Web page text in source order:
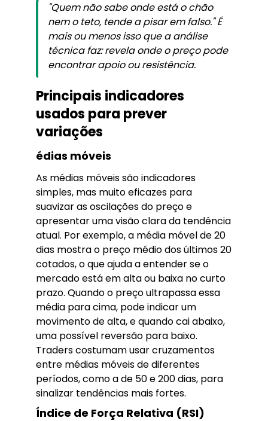
"Quem não sabe onde está o chão
nem o teto, tende a pisar em falso." É
mais ou menos isso que a análise
técnica faz: revela onde o preço pode
encontrar apoio ou resistência.
Principais indicadores
usados para prever
variações
édias móveis
As médias móveis são indicadores
simples, mas muito eficazes para
suavizar as oscilações do preço e
apresentar uma visão clara da tendência
atual. Por exemplo, a média móvel de 20
dias mostra o preço médio dos últimos 20
cotados, o que ajuda a entender se o
mercado está em alta ou baixa no curto
prazo. Quando o preço ultrapassa essa
média para cima, pode indicar um
movimento de alta, e quando cai abaixo,
uma possível reversão para baixo.
Traders costumam usar cruzamentos
entre médias móveis de diferentes
períodos, como a de 50 e 200 dias, para
sinalizar tendências mais fortes.
Índice de Força Relativa (RSI)